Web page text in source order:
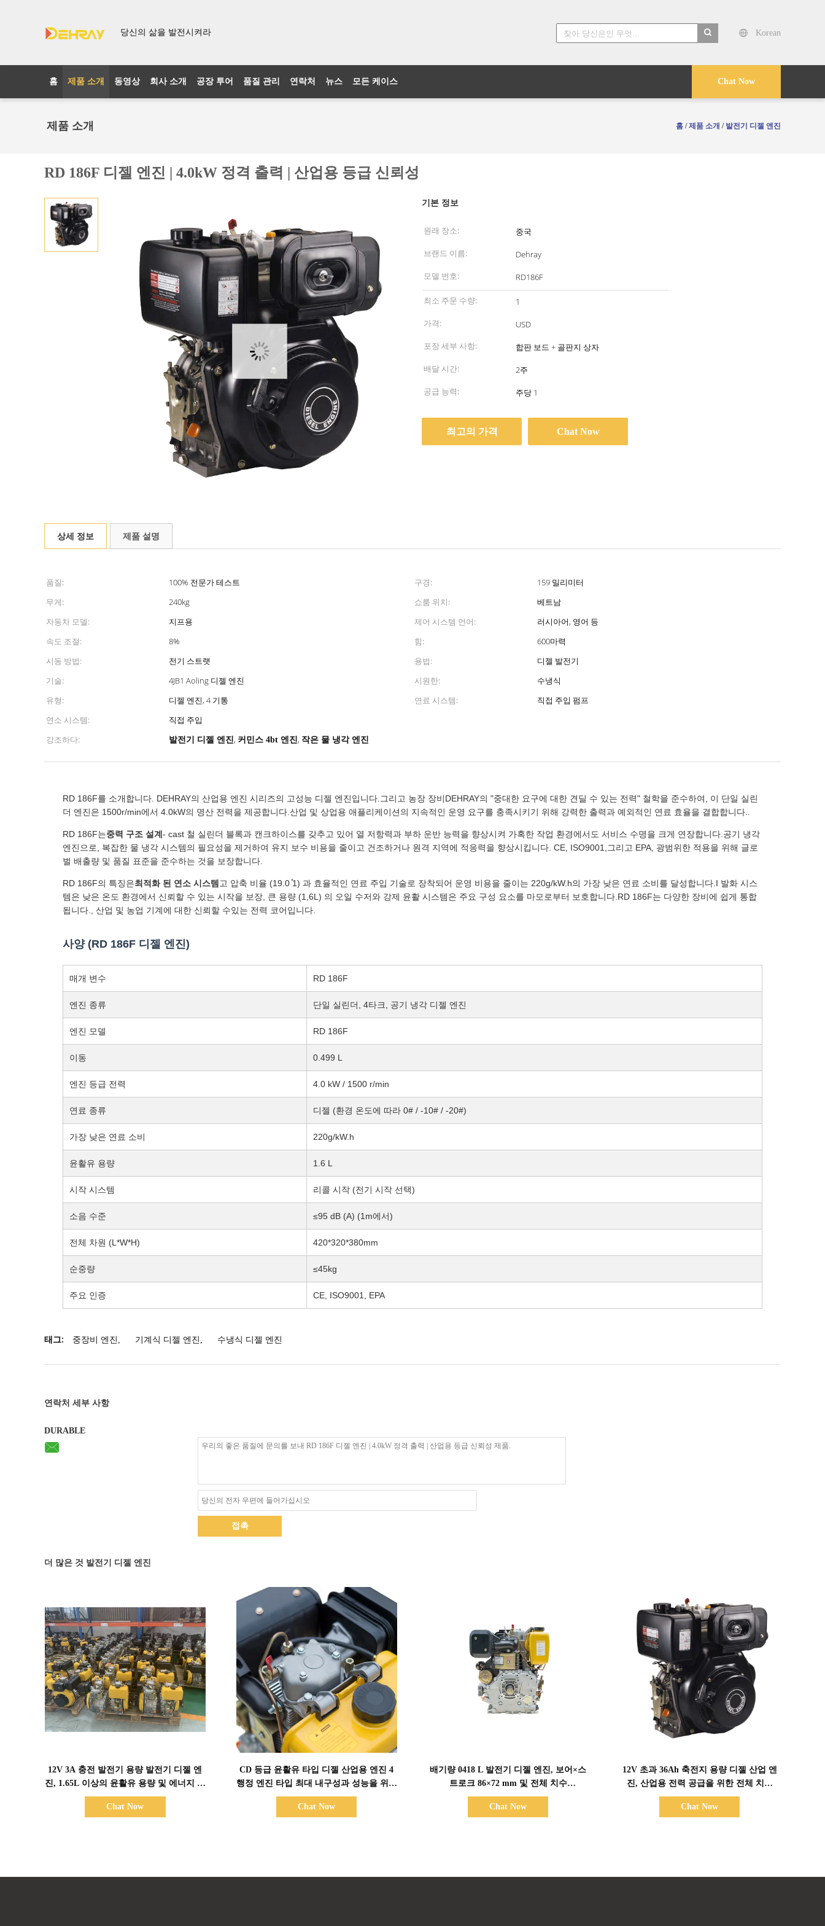
당신의 삶을 발전시켜라
Korean
Chat Now
홈 제품 소개 동영상 회사 소개 공장 투어 품질 관리 연락처 뉴스 모든 케이스
제품 소개 홈 /제품 소개 / 발전기 디젤 엔진
RD 186F 디젤 엔진 | 4.0kW 정격 출력 | 산업용 등급 신뢰성
기본 정보
원래 장소:
중국
브랜드 이름:
Dehray
모델 번호:
RD186F
최소 주문 수량:
1
가격:
USD
포장 세부 사항:
합판 보드 + 골판지 상자
배달 시간:
2주
공급 능력:
주당 1
최고의 가격 Chat Now
상세 정보 제품 설명
품질: 100% 전문가 테스트 구경:
159 밀리미터
무게:
240kg 쇼룸 위치:
베트남
자동차 모델:
지프용 제어 시스템 언어:
러시아어, 영어 등
속도 조절:
8% 힘:
600마력
시동 방법:
전기 스트랫 용법:
디젤 발전기
기술:
4JB1 Aoling 디젤 엔진 시원한:
수냉식
유형:
디젤 엔진, 4 기통 연료 시스템:
직접 주입 펌프
연소 시스템:
직접 주입
강조하다:
발전기 디젤 엔진, 커민스 4bt 엔진, 작은 물 냉각 엔진
RD 186F를 소개합니다. DEHRAY의 산업용 엔진 시리즈의 고성능 디젤 엔진입니다.그리고 농장 장비DEHRAY의 "중대한 요구에 대한 견딜 수 있는 전력" 철학을 준수하여, 이 단일 실린
더 엔진은 1500r/min에서 4.0kW의 명산 전력을 제공합니다.산업 및 상업용 애플리케이션의 지속적인 운영 요구를 충족시키기 위해 강력한 출력과 예외적인 연료 효율을 결합합니다..
RD 186F는중력 구조 설계 - cast 철 실린더 블록과 캔크하이스를 갖추고 있어 열 저항력과 부하 운반 능력을 향상시켜 가혹한 작업 환경에서도 서비스 수명을 크게 연장합니다.공기 냉각
엔진으로, 복잡한 물 냉각 시스템의 필요성을 제거하여 유지 보수 비용을 줄이고 건조하거나 원격 지역에 적응력을 향상시킵니다. CE, ISO9001,그리고 EPA, 광범위한 적용을 위해 글로
벌 배출량 및 품질 표준을 준수하는 것을 보장합니다.
RD 186F의 특징은최적화 된 연소 시스템 고 압축 비율 (19.0 ̊1) 과 효율적인 연료 주입 기술로 장착되어 운영 비용을 줄이는 220g/kW.h의 가장 낮은 연료 소비를 달성합니다.I 발화 시스
템은 낮은 온도 환경에서 신뢰할 수 있는 시작을 보장, 큰 용량 (1,6L) 의 오일 수저와 강제 윤활 시스템은 주요 구성 요소를 마모로부터 보호합니다.RD 186F는 다양한 장비에 쉽게 통합
됩니다., 산업 및 농업 기계에 대한 신뢰할 수있는 전력 코어입니다.
사양 (RD 186F 디젤 엔진)
매개 변수 RD 186F
엔진 종류 단일 실린더, 4타크, 공기 냉각 디젤 엔진
엔진 모델 RD 186F
이동 0.499 L
엔진 등급 전력 4.0 kW / 1500 r/min
연료 종류 디젤 (환경 온도에 따라 0# / -10# / -20#)
가장 낮은 연료 소비 220g/kW.h
윤활유 용량 1.6 L
시작 시스템 리콜 시작 (전기 시작 선택)
소음 수준 ≤95 dB (A) (1m에서)
전체 차원 (L*W*H) 420*320*380mm
순중량 ≤45kg
주요 인증 CE, ISO9001, EPA
태그: 중장비 엔진 , 기계식 디젤 엔진 , 수냉식 디젤 엔진
연락처 세부 사항
DURABLE
접촉
더 많은 것 발전기 디젤 엔진
12V 3A 충전 발전기 용량 발전기 디젤 엔
진, 1.65L 이상의 윤활유 용량 및 에너지 공
급을 위한 12V 36Ah 축전지 용량 제공
Chat Now
CD 등급 윤활유 타입 디젤 산업용 엔진 4
행정 엔진 타입 최대 내구성과 성능을 위해
설계
Chat Now
배기량 0418 L 발전기 디젤 엔진, 보어×스
트로크 86×72 mm 및 전체 치수
420×440×495 mm, 성능을 위해 설계됨
Chat Now
12V 초과 36Ah 축전지 용량 디젤 산업 엔
진, 산업용 전력 공급을 위한 전체 치수
420×440×495 mm
Chat Now